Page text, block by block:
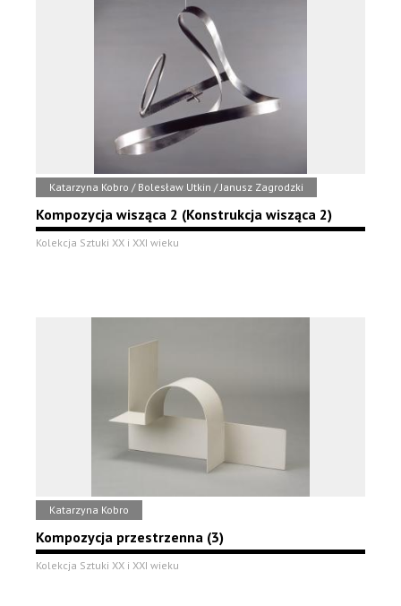
Katarzyna Kobro / Bolesław Utkin / Janusz Zagrodzki
Kompozycja wisząca 2 (Konstrukcja wisząca 2)
Kolekcja Sztuki XX i XXI wieku
Katarzyna Kobro
Kompozycja przestrzenna (3)
Kolekcja Sztuki XX i XXI wieku